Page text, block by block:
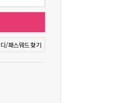
/패스워드 찾기